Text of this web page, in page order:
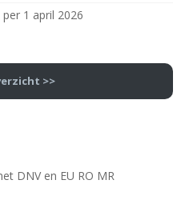
1 april 2026
>>
DNV en EU RO MR